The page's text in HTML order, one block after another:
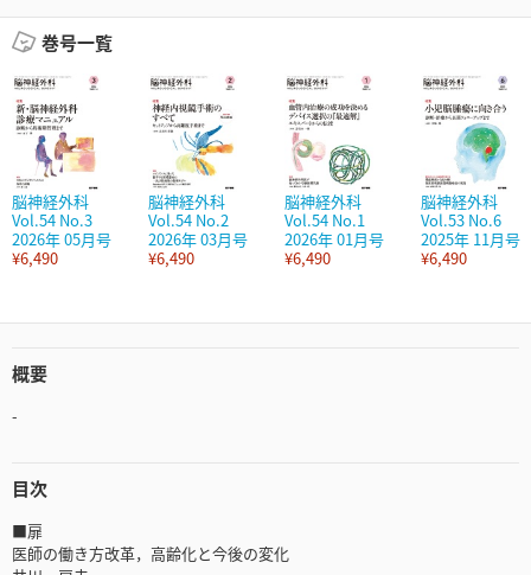
巻号一覧
脳神経外科
Vol.54 No.3
2026年 05月号
¥6,490
脳神経外科
Vol.54 No.2
2026年 03月号
¥6,490
脳神経外科
Vol.54 No.1
2026年 01月号
¥6,490
脳神経外科
Vol.53 No.6
2025年 11月号
¥6,490
概要
-
目次
■扉
医師の働き方改革，高齢化と今後の変化